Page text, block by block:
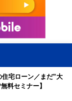
住宅ローン／まだ”大
料セミナー】